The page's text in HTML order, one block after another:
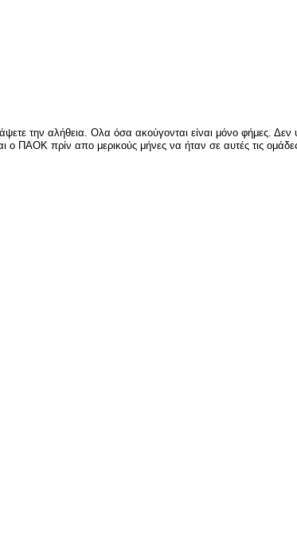
την αλήθεια. Ολα όσα ακούγονται είναι μόνο φήμες. Δεν
ο ΠΑΟΚ πρίν απο μερικούς μήνες να ήταν σε αυτές τις